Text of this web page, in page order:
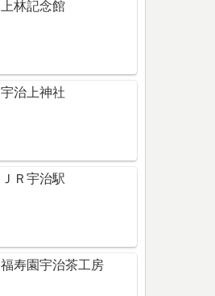
上林記念館
宇治上神社
ＪＲ宇治駅
福寿園宇治茶工房